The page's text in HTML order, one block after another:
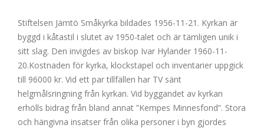
Stiftelsen Jämtö Småkyrka bildades 1956-11-21. Kyrkan är
byggd i kåtastil i slutet av 1950-talet och är tämligen unik i
sitt slag. Den invigdes av biskop Ivar Hylander 1960-11-
20.Kostnaden för kyrka, klockstapel och inventarier uppgick
till 96000 kr. Vid ett par tillfällen har TV sänt
helgmålsringning från kyrkan. Vid byggandet av kyrkan
erhölls bidrag från bland annat ”Kempes Minnesfond”. Stora
och hängivna insatser från olika personer i byn gjordes